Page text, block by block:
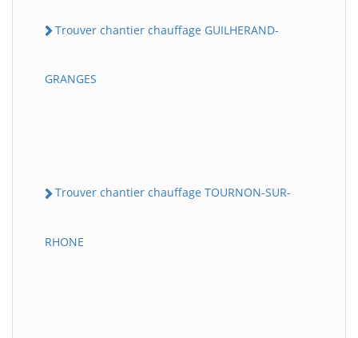
Trouver chantier chauffage GUILHERAND-
GRANGES
Trouver chantier chauffage TOURNON-SUR-
RHONE